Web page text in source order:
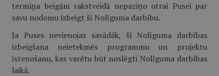
termiņa beigām rakstveidā nepaziņo otrai Pusei par
savu nodomu izbeigt šī Nolīguma darbību.
Ja Puses nevienojas savādāk, šī Nolīguma darbības
izbeigšana neietekmēs programmu un projektu
īstenošanu, kas varētu būt noslēgti Nolīguma darbības
laikā.